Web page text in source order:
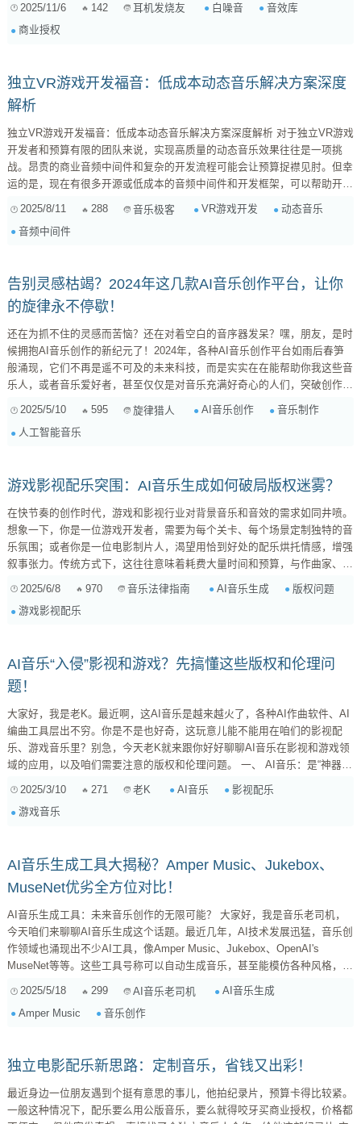
不错，不容易听出重复。缺点是价格相对较高，授权方式比较复杂，需要仔
细研究。 ...
2025/11/6 142 耳机发烧友 白噪音
音效库
商业授权
独立VR游戏开发福音：低成本动态音乐解决方案深度
解析
独立VR游戏开发福音：低成本动态音乐解决方案深度解析 对于独立VR游戏
开发者和预算有限的团队来说，实现高质量的动态音乐效果往往是一项挑
战。昂贵的商业音频中间件和复杂的开发流程可能会让预算捉襟见肘。但幸
运的是，现在有很多开源或低成本的音频中间件和开发框架，可以帮助开发
者们快速实现基本的动态音乐功能，提升VR游戏的沉浸感和体验。 本文将
深入分析这些工具的特点、优缺点以及上手难度，并提供一些实用的配置和
使用建议，以便开发者们在资源受限的情况下也能有效地提升游戏音频质
2025/8/11 288 音乐极客 VR游戏开发
动态音乐
音频中间件
告别灵感枯竭？2024年这几款AI音乐创作平台，让你
的旋律永不停歇！
还在为抓不住的灵感而苦恼？还在对着空白的音序器发呆？嘿，朋友，是时
候拥抱AI音乐创作的新纪元了！2024年，各种AI音乐创作平台如雨后春笋
般涌现，它们不再是遥不可及的未来科技，而是实实在在能帮助你我这些音
乐人，或者音乐爱好者，甚至仅仅是对音乐充满好奇心的人们，突破创作瓶
颈，释放无限可能的强大工具。今天，我就来扒一扒几款时下热门的AI音乐
创作平台，从功能、特点、价格等多个维度，帮你找到最适合你的那一个！
为什么要关注AI音乐创作平台？ 在深入了解这些平台之前，咱们先来聊
2025/5/10 595 旋律猎人 AI音乐创作
音乐制作
人工智能音乐
游戏影视配乐突围：AI音乐生成如何破局版权迷雾？
在快节奏的创作时代，游戏和影视行业对背景音乐和音效的需求如同井喷。
想象一下，你是一位游戏开发者，需要为每个关卡、每个场景定制独特的音
乐氛围；或者你是一位电影制片人，渴望用恰到好处的配乐烘托情感，增强
叙事张力。传统方式下，这往往意味着耗费大量时间和预算，与作曲家、音
们打开了一扇通往高效与创新的大门。 AI音乐生成：效率与创意的双刃剑
AI音乐生成并非新鲜事物，但近年来，随着深度学习算法的飞速发展，其能
2025/6/8 970 音乐法律指南 AI音乐生成
版权问题
游戏影视配乐
AI音乐“入侵”影视和游戏？先搞懂这些版权和伦理问
题！
大家好，我是老K。最近啊，这AI音乐是越来越火了，各种AI作曲软件、AI
编曲工具层出不穷。你是不是也好奇，这玩意儿能不能用在咱们的影视配
乐、游戏音乐里？别急，今天老K就来跟你好好聊聊AI音乐在影视和游戏领
域的应用，以及咱们需要注意的版权和伦理问题。 一、 AI音乐：是“神器”
创作音乐。你给它一些指令，比如风格、节奏、情绪等等，它就能“唰唰唰”
给你整出一段音乐来。听起来是不是很神奇？ 1. AI音乐在影视和游戏中的
2025/3/10 271 老K AI音乐
影视配乐
游戏音乐
AI音乐生成工具大揭秘？Amper Music、Jukebox、
MuseNet优劣全方位对比！
AI音乐生成工具：未来音乐创作的无限可能？ 大家好，我是音乐老司机，
今天咱们来聊聊AI音乐生成这个话题。最近几年，AI技术发展迅猛，音乐创
作领域也涌现出不少AI工具，像Amper Music、Jukebox、OpenAI's
MuseNet等等。这些工具号称可以自动生成音乐，甚至能模仿各种风格，听
中表现如何？对于音乐人来说，这些工具是助力创作的利器，还是抢饭碗的
威胁？今天，咱们就来深入剖析一下这些AI音乐生成工具的优缺点，看看它
2025/5/18 299 AI音乐老司机
AI音乐生成
Amper Music
音乐创作
独立电影配乐新思路：定制音乐，省钱又出彩！
最近身边一位朋友遇到个挺有意思的事儿，他拍纪录片，预算卡得比较紧。
一般这种情况下，配乐要么用公版音乐，要么就得咬牙买商业授权，价格都